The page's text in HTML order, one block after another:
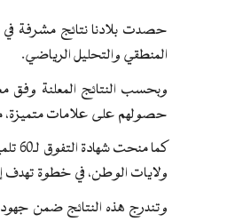
المنطقي والتحليل الرياضي.
حصولهم على علامات متميزة،
كما
ولايات الوطن، في خطوة تهدف
وتندرج هذه النتائج ضمن جهود